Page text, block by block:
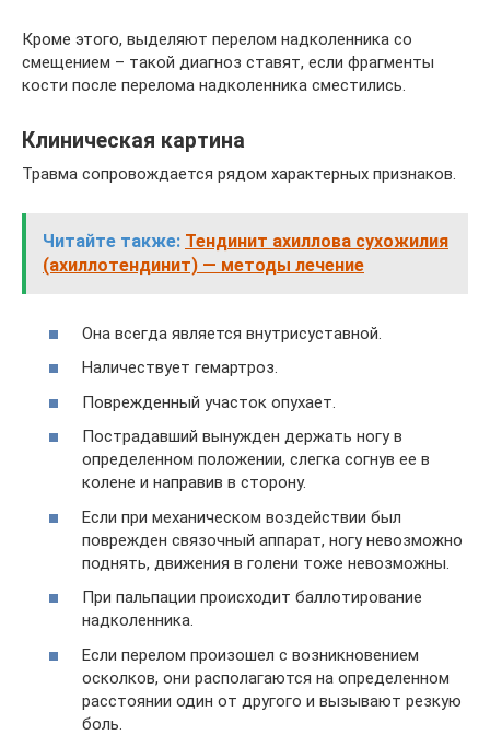
Кроме этого, выделяют перелом надколенника со
смещением – такой диагноз ставят, если фрагменты
кости после перелома надколенника сместились.
Клиническая картина
Травма сопровождается рядом характерных признаков.
Читайте также: Тендинит ахиллова сухожилия
(ахиллотендинит) — методы лечение
Она всегда является внутрисуставной.
Наличествует гемартроз.
Поврежденный участок опухает.
Пострадавший вынужден держать ногу в
определенном положении, слегка согнув ее в
колене и направив в сторону.
Если при механическом воздействии был
поврежден связочный аппарат, ногу невозможно
поднять, движения в голени тоже невозможны.
При пальпации происходит баллотирование
надколенника.
Если перелом произошел с возникновением
осколков, они располагаются на определенном
расстоянии один от другого и вызывают резкую
боль.